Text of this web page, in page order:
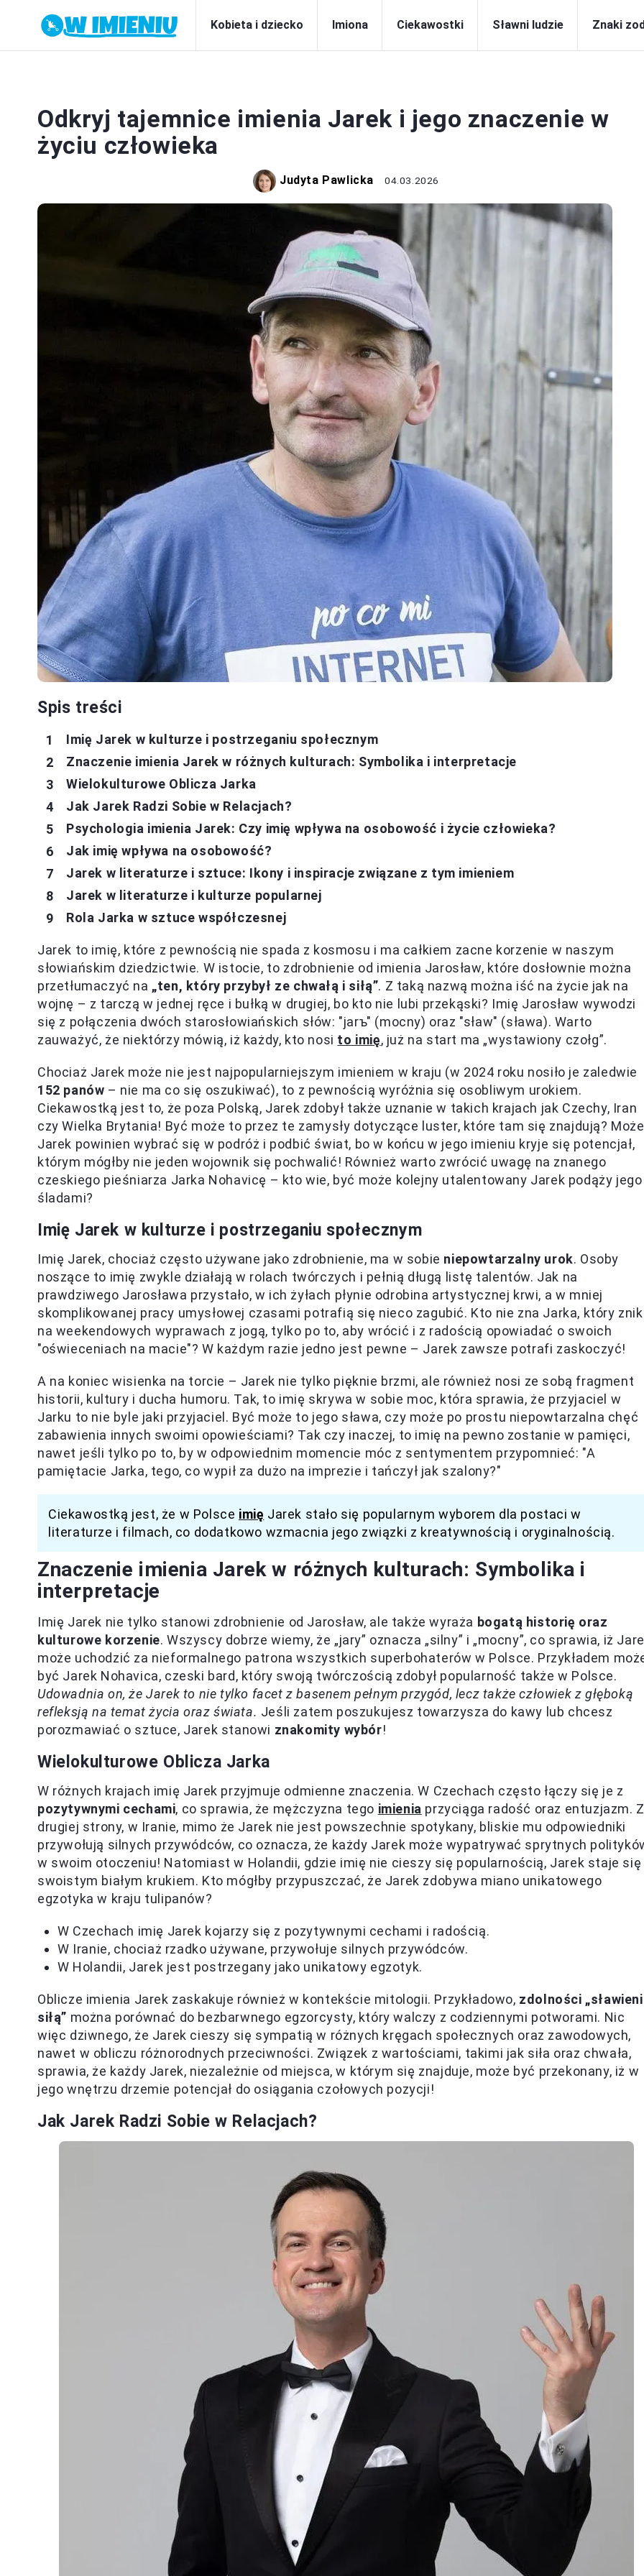
Kobieta i dziecko Imiona Ciekawostki Sławni ludzie Znaki
Odkryj tajemnice imienia Jarek i jego znaczenie w
życiu człowieka
Judyta Pawlicka 04.03.2026
Spis treści
Imię Jarek w kulturze i postrzeganiu społecznym
Znaczenie imienia Jarek w różnych kulturach: Symbolika i interpretacje
Wielokulturowe Oblicza Jarka
Jak Jarek Radzi Sobie w Relacjach?
Psychologia imienia Jarek: Czy imię wpływa na osobowość i życie człowieka?
Jak imię wpływa na osobowość?
Jarek w literaturze i sztuce: Ikony i inspiracje związane z tym imieniem
Jarek w literaturze i kulturze popularnej
Rola Jarka w sztuce współczesnej
Jarek to imię, które z pewnością nie spada z kosmosu i ma całkiem zacne korzenie w naszym
słowiańskim dziedzictwie. W istocie, to zdrobnienie od imienia Jarosław, które dosłownie można
przetłumaczyć na „ten, który przybył ze chwałą i siłą”. Z taką nazwą można iść na życie jak na
wojnę – z tarczą w jednej ręce i bułką w drugiej, bo kto nie lubi przekąski? Imię Jarosław wywodzi
się z połączenia dwóch starosłowiańskich słów: "jarъ" (mocny) oraz "sław" (sława). Warto
zauważyć, że niektórzy mówią, iż każdy, kto nosi to imię, już na start ma „wystawiony czołg”.
Chociaż Jarek może nie jest najpopularniejszym imieniem w kraju (w 2024 roku nosiło je zaledwie
152 panów – nie ma co się oszukiwać), to z pewnością wyróżnia się osobliwym urokiem.
Ciekawostką jest to, że poza Polską, Jarek zdobył także uznanie w takich krajach jak Czechy, Iran
czy Wielka Brytania! Być może to przez te zamysły dotyczące luster, które tam się znajdują? Może
Jarek powinien wybrać się w podróż i podbić świat, bo w końcu w jego imieniu kryje się potencjał,
którym mógłby nie jeden wojownik się pochwalić! Również warto zwrócić uwagę na znanego
czeskiego pieśniarza Jarka Nohavicę – kto wie, być może kolejny utalentowany Jarek podąży jego
śladami?
Imię Jarek w kulturze i postrzeganiu społecznym
Imię Jarek, chociaż często używane jako zdrobnienie, ma w sobie niepowtarzalny urok. Osoby
noszące to imię zwykle działają w rolach twórczych i pełnią długą listę talentów. Jak na
prawdziwego Jarosława przystało, w ich żyłach płynie odrobina artystycznej krwi, a w mniej
skomplikowanej pracy umysłowej czasami potrafią się nieco zagubić. Kto nie zna Jarka, który
na weekendowych wyprawach z jogą, tylko po to, aby wrócić i z radością opowiadać o swoich
"oświeceniach na macie"? W każdym razie jedno jest pewne – Jarek zawsze potrafi zaskoczyć!
A na koniec wisienka na torcie – Jarek nie tylko pięknie brzmi, ale również nosi ze sobą fragment
historii, kultury i ducha humoru. Tak, to imię skrywa w sobie moc, która sprawia, że przyjaciel w
Jarku to nie byle jaki przyjaciel. Być może to jego sława, czy może po prostu niepowtarzalna chęć
zabawienia innych swoimi opowieściami? Tak czy inaczej, to imię na pewno zostanie w pamięci,
nawet jeśli tylko po to, by w odpowiednim momencie móc z sentymentem przypomnieć: "A
pamiętacie Jarka, tego, co wypił za dużo na imprezie i tańczył jak szalony?"
Ciekawostką jest, że w Polsce imię Jarek stało się popularnym wyborem dla postaci w
literaturze i filmach, co dodatkowo wzmacnia jego związki z kreatywnością i oryginalnością.
Znaczenie imienia Jarek w różnych kulturach: Symbolika i
interpretacje
Imię Jarek nie tylko stanowi zdrobnienie od Jarosław, ale także wyraża bogatą historię oraz
kulturowe korzenie. Wszyscy dobrze wiemy, że „jary” oznacza „silny” i „mocny”, co sprawia, iż
może uchodzić za nieformalnego patrona wszystkich superbohaterów w Polsce. Przykładem
być Jarek Nohavica, czeski bard, który swoją twórczością zdobył popularność także w Polsce.
Udowadnia on, że Jarek to nie tylko facet z basenem pełnym przygód, lecz także człowiek z głęboką
refleksją na temat życia oraz świata. Jeśli zatem poszukujesz towarzysza do kawy lub chcesz
porozmawiać o sztuce, Jarek stanowi znakomity wybór!
Wielokulturowe Oblicza Jarka
W różnych krajach imię Jarek przyjmuje odmienne znaczenia. W Czechach często łączy się je z
pozytywnymi cechami, co sprawia, że mężczyzna tego imienia przyciąga radość oraz entuzjazm. Z
drugiej strony, w Iranie, mimo że Jarek nie jest powszechnie spotykany, bliskie mu odpowiedniki
przywołują silnych przywódców, co oznacza, że każdy Jarek może wypatrywać sprytnych
w swoim otoczeniu! Natomiast w Holandii, gdzie imię nie cieszy się popularnością, Jarek staje się
swoistym białym krukiem. Kto mógłby przypuszczać, że Jarek zdobywa miano unikatowego
egzotyka w kraju tulipanów?
W Czechach imię Jarek kojarzy się z pozytywnymi cechami i radością.
W Iranie, chociaż rzadko używane, przywołuje silnych przywódców.
W Holandii, Jarek jest postrzegany jako unikatowy egzotyk.
Oblicze imienia Jarek zaskakuje również w kontekście mitologii. Przykładowo, zdolności
siłą” można porównać do bezbarwnego egzorcysty, który walczy z codziennymi potworami. Nic
więc dziwnego, że Jarek cieszy się sympatią w różnych kręgach społecznych oraz zawodowych,
nawet w obliczu różnorodnych przeciwności. Związek z wartościami, takimi jak siła oraz chwała,
sprawia, że każdy Jarek, niezależnie od miejsca, w którym się znajduje, może być przekonany, iż w
jego wnętrzu drzemie potencjał do osiągania czołowych pozycji!
Jak Jarek Radzi Sobie w Relacjach?